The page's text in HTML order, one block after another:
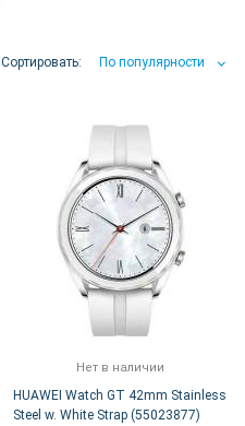
Сортировать: По популярности
По популярности
Нет в наличии
HUAWEI Watch GT 42mm Stainless
Steel w. White Strap (55023877)